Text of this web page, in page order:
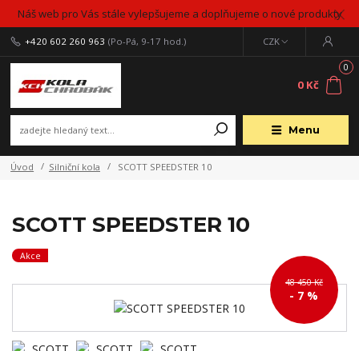
Náš web pro Vás stále vylepšujeme a doplňujeme o nové produkty
Menu
CZK
+420 602 260 963 (Po-Pá, 9-17 hod.)
0
0 Kč
Úvod Silniční kola SCOTT SPEEDSTER 10
SCOTT SPEEDSTER 10
Akce
48 450 Kč
- 7 %